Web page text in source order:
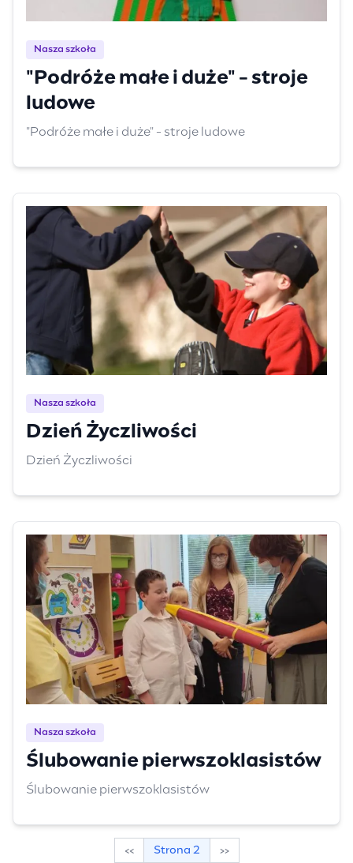
Nasza szkoła
"Podróże małe i duże" - stroje
ludowe
"Podróże małe i duże" - stroje ludowe
Nasza szkoła
Dzień Życzliwości
Dzień Życzliwości
Nasza szkoła
Ślubowanie pierwszoklasistów
Ślubowanie pierwszoklasistów
Poprzednia
‹‹ Strona 2
Następna
››